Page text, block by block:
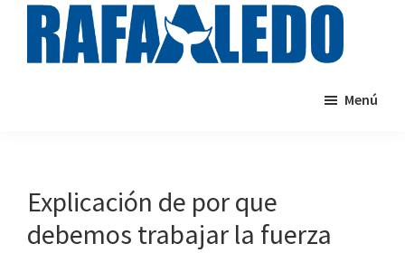
contenido
Menú
Explicación de por que
debemos trabajar la fuerza